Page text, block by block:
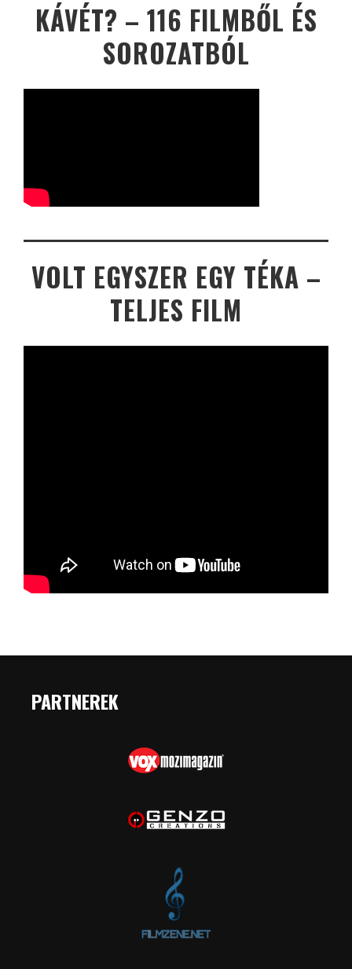
KÁVÉT? – 116 FILMBŐL ÉS
SOROZATBÓL
VOLT EGYSZER EGY TÉKA –
TELJES FILM
PARTNEREK